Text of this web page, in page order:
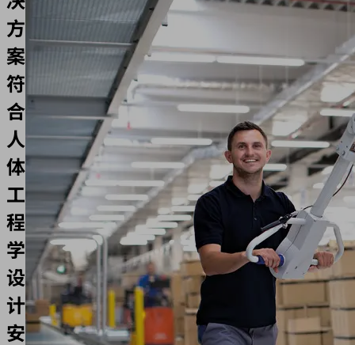
方
案：
符
合
人
体
工
程
学
设
计、
安